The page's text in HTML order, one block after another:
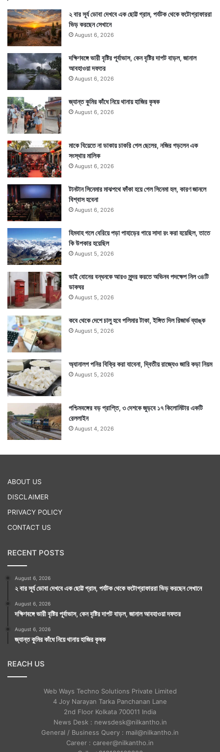
২ বার সূর্য ডোবা দেখবে এক ছোট্ট গ্রাম, পর্যটক থেকে ফটোগ্রাফাররা
ভিড় করছেন সেখানে
August 6, 2026
দক্ষিণবঙ্গে ভারী বৃষ্টির পূর্বাভাস, কেন বৃষ্টির দাপট বাড়ল, জানাল
আবহাওয়া দফতর
August 6, 2026
জ্যান্ত কুমির কাঁধে নিয়ে থানায় হাজির কৃষক
August 6, 2026
মাকে বিয়েতে না ডাকায় চাকরি গেল ছেলের, নজির গড়লেন এক
সংস্থার মালিক
August 6, 2026
টানটান সিনেমার মাঝপথে ফাঁকা হয়ে গেল সিনেমা হল, কারণ জানলে
বিশ্বাস হবেনা
August 6, 2026
হিমবাহ গলে বেরিয়ে পড়া পাহাড়ের গায়ে সাদা রং করা হয়েছিল, তাতে
কি উপকার হয়েছিল
August 5, 2026
ভাই বোনের বন্ধনকে আরও সুন্দর করতে অভিনব পদক্ষেপ নিল ৩৪টি
ডাকঘর
August 5, 2026
কবে থেকে দেশে চালু হবে পলিমার টাকা, ইঙ্গিত দিল রিজার্ভ ব্যাঙ্ক
August 5, 2026
অ্যানালগ পনির বিক্রি করা যাবেনা, দ্বিতীয় রাজ্যেও জারি কড়া নিয়ম
August 5, 2026
পশ্চিমবঙ্গের বড় প্রাপ্তি, ৩ দেশকে জুড়বে ১৭ কিলোমিটার একটি
রেললাইন
August 4, 2026
ABOUT US
DISCLAIMER
PRIVACY POLICY
CONTACT US
RECENT POSTS
August 6, 2026
২ বার সূর্য ডোবা দেখবে এক ছোট্ট গ্রাম, পর্যটক থেকে ফটোগ্রাফাররা ভিড় করছেন সেখানে
August 6, 2026
দক্ষিণবঙ্গে ভারী বৃষ্টির পূর্বাভাস, কেন বৃষ্টির দাপট বাড়ল, জানাল আবহাওয়া দফতর
August 6, 2026
জ্যান্ত কুমির কাঁধে নিয়ে থানায় হাজির কৃষক
REACH US
Web Ways Techno Solutions Private Limited
4 Joy Narayan Tarka Panchanan Lane
2nd Floor Kolkata 700011 India
News Desk : newsdesk@nilkantho.in
General / Business Query : mail@nilkantho.in
Career : career@nilkantho.in